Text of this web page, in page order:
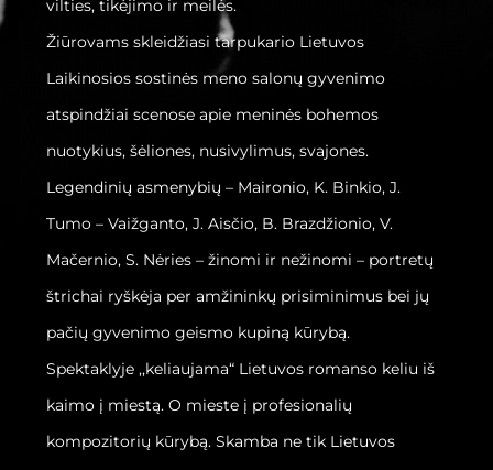
vilties, tikėjimo ir meilės.
Žiūrovams skleidžiasi tarpukario Lietuvos
Laikinosios sostinės meno salonų gyvenimo
atspindžiai scenose apie meninės bohemos
nuotykius, šėliones, nusivylimus, svajones.
Legendinių asmenybių – Maironio, K. Binkio, J.
Tumo – Vaižganto, J. Aisčio, B. Brazdžionio, V.
Mačernio, S. Nėries – žinomi ir nežinomi – portretų
štrichai ryškėja per amžininkų prisiminimus bei jų
pačių gyvenimo geismo kupiną kūrybą.
Spektaklyje ,,keliaujama“ Lietuvos romanso keliu iš
kaimo į miestą. O mieste į profesionalių
kompozitorių kūrybą. Skamba ne tik Lietuvos